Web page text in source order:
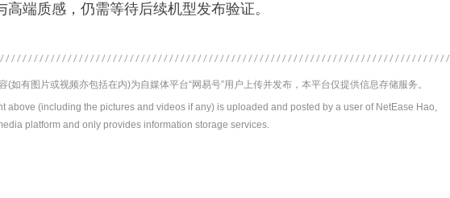
高端质感，仍需等待后续机型发布验证。
(如有图片或视频亦包括在内)为自媒体平台“网易号”用户上传并发布，本平台仅提供信息存储服务。
above (including the pictures and videos if any) is uploaded and posted by a user of NetEase Hao,
platform and only provides information storage services.